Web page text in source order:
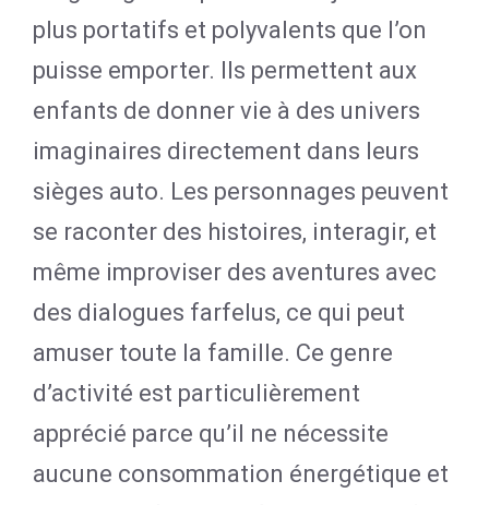
plus portatifs et polyvalents que l’on
puisse emporter. Ils permettent aux
enfants de donner vie à des univers
imaginaires directement dans leurs
sièges auto. Les personnages peuvent
se raconter des histoires, interagir, et
même improviser des aventures avec
des dialogues farfelus, ce qui peut
amuser toute la famille. Ce genre
d’activité est particulièrement
apprécié parce qu’il ne nécessite
aucune consommation énergétique et